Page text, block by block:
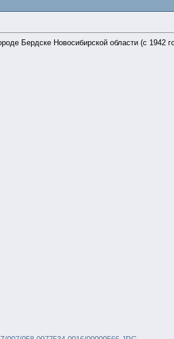
Бердске Новосибирской области (с 1942